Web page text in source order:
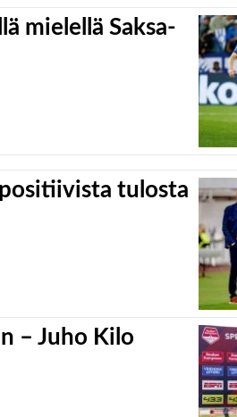
mielellä Saksa-
tulosta
– Juho Kilo